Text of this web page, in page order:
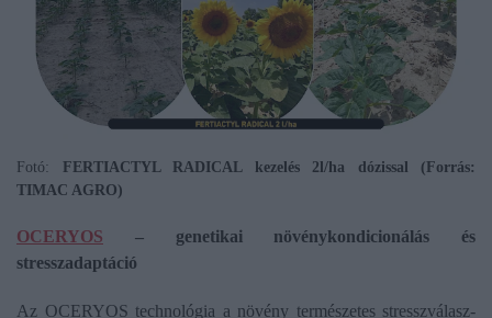
Fotó:
FERTIACTYL RADICAL kezelés 2l/ha dózissal (Forrás:
TIMAC AGRO)
OCERYOS – genetikai növénykondicionálás és
stresszadaptáció
Az OCERYOS technológia a növény természetes stresszválasz-